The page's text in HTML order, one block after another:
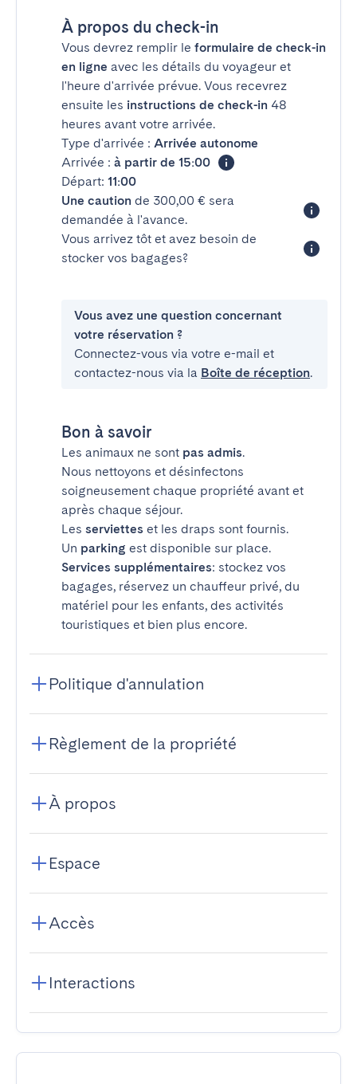
À propos du check-in
Vous devrez remplir le formulaire de check-in
en ligne avec les détails du voyageur et
l'heure d'arrivée prévue. Vous recevrez
ensuite les instructions de check-in 48
heures avant votre arrivée.
Type d'arrivée : Arrivée autonome
Arrivée : à partir de 15:00
Départ: 11:00
Une caution de 300,00 € sera
demandée à l'avance.
Vous arrivez tôt et avez besoin de
stocker vos bagages?
Vous avez une question concernant
votre réservation ?
Connectez-vous via votre e-mail et
contactez-nous via la Boîte de réception.
Bon à savoir
Les animaux ne sont pas admis.
Nous nettoyons et désinfectons
soigneusement chaque propriété avant et
après chaque séjour.
Les serviettes et les draps sont fournis.
Un parking est disponible sur place.
Services supplémentaires: stockez vos
bagages, réservez un chauffeur privé, du
matériel pour les enfants, des activités
touristiques et bien plus encore.
Politique d'annulation
Règlement de la propriété
À propos
Espace
Accès
Interactions